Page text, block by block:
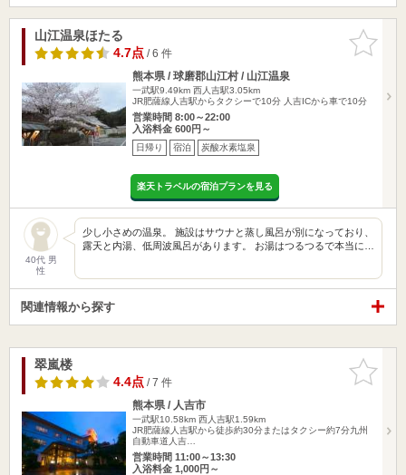
お気に入
りに追加
山江温泉ほたる
4.7点/ 6 件
熊本県 / 球磨郡山江村 / 山江温泉
一武駅9.49km 西人吉駅3.05km
JR肥薩線人吉駅からタクシーで10分 人吉ICから車で10分
営業時間 8:00～22:00
入浴料金 600円～
日帰り 宿泊 炭酸水素塩泉
楽天トラベルの宿泊プランを見る
40代 男
性
少し小さめの温泉。 施設はサウナと蒸し風呂が別になっており、
露天と内湯、低周波風呂があります。 お湯はつるつるで本当に…
関連情報から探す
お気に入
りに追加
翠嵐楼
4.4点/ 7 件
熊本県 / 人吉市
一武駅10.58km 西人吉駅1.59km
JR肥薩線人吉駅から徒歩約30分またはタクシー約7分九州
自動車道人吉…
営業時間 11:00～13:30
入浴料金 1,000円～